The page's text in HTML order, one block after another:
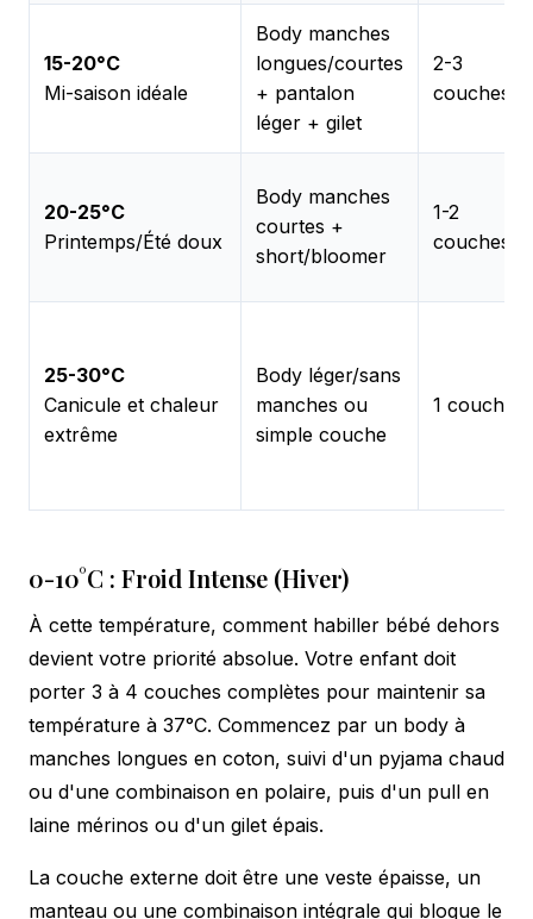
15-20°C
Mi-saison idéale
Body manches
longues/courtes
+ pantalon
léger + gilet
2-3
couches
20-25°C
Printemps/Été doux
Body manches
courtes +
short/bloomer
1-2
couches
25-30°C
Canicule et chaleur
extrême
Body léger/sans
manches ou
simple couche
1 couche
0-10°C : Froid Intense (Hiver)
À cette température, comment habiller bébé dehors
devient votre priorité absolue. Votre enfant doit
porter 3 à 4 couches complètes pour maintenir sa
température à 37°C. Commencez par un body à
manches longues en coton, suivi d'un pyjama chaud
ou d'une combinaison en polaire, puis d'un pull en
laine mérinos ou d'un gilet épais.
La couche externe doit être une veste épaisse, un
manteau ou une combinaison intégrale qui bloque le